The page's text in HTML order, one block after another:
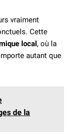
vraiment
Cette
local, où la
autant que
de la